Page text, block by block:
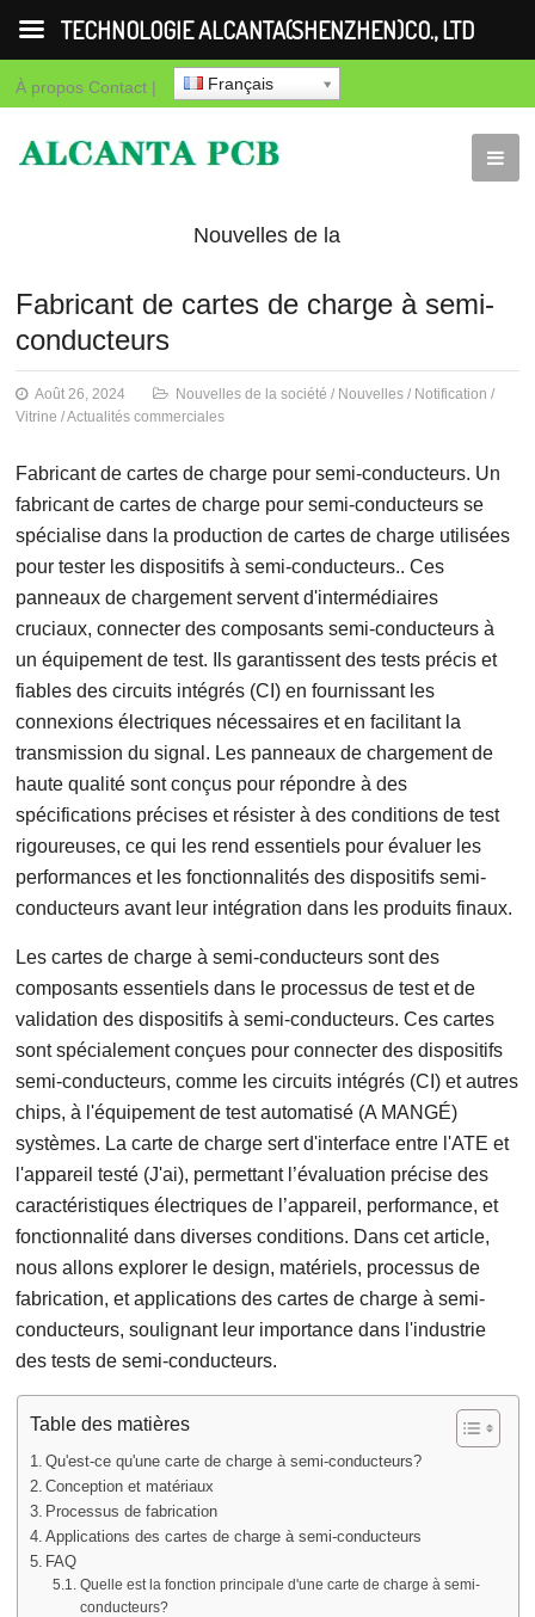
À propos Contact | Français
Nouvelles de la
société Nouvelles Notification
Fabricant de cartes de charge à semi-
conducteurs
Août 26, 2024 Nouvelles de la société / Nouvelles / Notification /
Vitrine /Actualités commerciales
Fabricant de cartes de charge pour semi-conducteurs. Un
fabricant de cartes de charge pour semi-conducteurs se
spécialise dans la production de cartes de charge utilisées
pour tester les dispositifs à semi-conducteurs.. Ces
panneaux de chargement servent d'intermédiaires
cruciaux, connecter des composants semi-conducteurs à
un équipement de test. Ils garantissent des tests précis et
fiables des circuits intégrés (CI) en fournissant les
connexions électriques nécessaires et en facilitant la
transmission du signal. Les panneaux de chargement de
haute qualité sont conçus pour répondre à des
spécifications précises et résister à des conditions de test
rigoureuses, ce qui les rend essentiels pour évaluer les
performances et les fonctionnalités des dispositifs semi-
conducteurs avant leur intégration dans les produits finaux.
Les cartes de charge à semi-conducteurs sont des
composants essentiels dans le processus de test et de
validation des dispositifs à semi-conducteurs. Ces cartes
sont spécialement conçues pour connecter des dispositifs
semi-conducteurs, comme les circuits intégrés (CI) et autres
chips, à l'équipement de test automatisé (A MANGÉ)
systèmes. La carte de charge sert d'interface entre l'ATE et
l'appareil testé (J'ai), permettant l’évaluation précise des
caractéristiques électriques de l’appareil, performance, et
fonctionnalité dans diverses conditions. Dans cet article,
nous allons explorer le design, matériels, processus de
fabrication, et applications des cartes de charge à semi-
conducteurs, soulignant leur importance dans l'industrie
des tests de semi-conducteurs.
Table des matières
Qu'est-ce qu'une carte de charge à semi-conducteurs?
Conception et matériaux
Processus de fabrication
Applications des cartes de charge à semi-conducteurs
FAQ
Quelle est la fonction principale d'une carte de charge à semi-
conducteurs?
TECHNOLOGIE ALCANTA(SHENZHEN)CO., LTD